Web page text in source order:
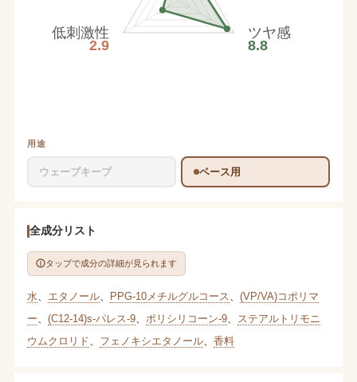
ツヤ感
8.8
低刺激性
2.9
用途
ウェーブキープ ベース用
全成分リスト
タップで成分の詳細が見られます
水 エタノール、 PPG-10メチルグルコース
(VP/VA)コポリマ
ー
(C12-14)s-パレス-9、 ポリシリコーン-9、
ステアルトリモニ
ウムクロリド
フェノキシエタノール、 香料